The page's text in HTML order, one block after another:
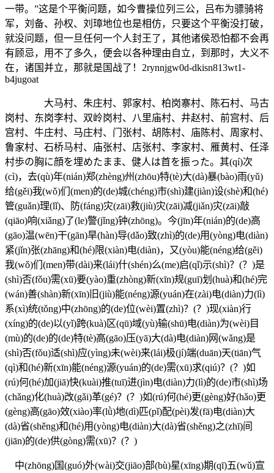
一带。”这是个平衡问题，如今曹操位列三公，吕布为骠骑将
军，刘备、孙权、刘璋地位也是相仿，只要这个平衡没打破，
就没问题，但一旦任何一个人封王了，其他诸侯恐怕都不会再
有顾忌，用不了多久，便会以各种理由自立，到那时，大义不
在，诸国并立，那就是国战了！2rynnjgw0d-dkisn813wt1-
b4jugoat
大马村、朱庄村、郭家村、柏岗寨村、陈石村、马古
岗村、东岗李村、双岭岗村、八里庙村、井赵村、前宫村、后
宫村、牛庄村、马庄村、门张村、胡陈村、庙陈村、周家村、
鲁家村、石桥马村、庙张村、店张村、李家村、雁黄村、任泽
村歩の胸に顔を埋めたまま、健人は首を振った。其(qí)次
(cì)，去(qù)年(nián)郑(zhèng)州(zhōu)特(tè)大(dà)暴(bào)雨(yǔ)
给(gěi)我(wǒ)们(men)的(de)城(chéng)市(shì)建(jiàn)设(shè)和(hé)
管(guǎn)理(lǐ)、防(fáng)灾(zāi)救(jiù)灾(zāi)减(jiǎn)灾(zāi)敲
(qiāo)响(xiǎng)了(le)警(jǐng)钟(zhōng)。今(jīn)年(nián)的(de)高
(gāo)温(wēn)干(gān)旱(hàn)导(dǎo)致(zhì)的(de)用(yòng)电(diàn)
紧(jǐn)张(zhāng)和(hé)限(xiàn)电(diàn)，又(yòu)能(néng)给(gěi)
我(wǒ)们(men)带(dài)来(lái)什(shén)么(me)启(qǐ)示(shì)？(？)是
(shì)否(fǒu)需(xū)要(yào)重(zhòng)新(xīn)规(guī)划(huà)和(hé)完
(wán)善(shàn)新(xīn)旧(jiù)能(néng)源(yuán)在(zài)电(diàn)力(lì)
系(xì)统(tǒng)中(zhōng)的(de)位(wèi)置(zhì)？(？)现(xiàn)行
(xíng)的(de)以(yǐ)跨(kuà)区(qū)域(yù)输(shū)电(diàn)为(wèi)目
(mù)的(de)的(de)特(tè)高(gāo)压(yā)大(dà)电(diàn)网(wǎng)是
(shì)否(fǒu)适(shì)应(yìng)未(wèi)来(lái)极(jí)端(duān)天(tiān)气
(qì)和(hé)新(xīn)能(néng)源(yuán)的(de)需(xū)求(qiú)？(？)如
(rú)何(hé)加(jiā)快(kuài)推(tuī)进(jìn)电(diàn)力(lì)的(de)市(shì)场
(chǎng)化(huà)改(gǎi)革(gé)？(？)如(rú)何(hé)更(gèng)好(hǎo)更
(gèng)高(gāo)效(xiào)率(lǜ)地(dì)匹(pǐ)配(pèi)发(fā)电(diàn)大
(dà)省(shěng)和(hé)用(yòng)电(diàn)大(dà)省(shěng)之(zhī)间
(jiān)的(de)供(gòng)需(xū)？(？)
中(zhōng)国(guó)外(wài)交(jiāo)部(bù)星(xīng)期(qī)五(wǔ)宣